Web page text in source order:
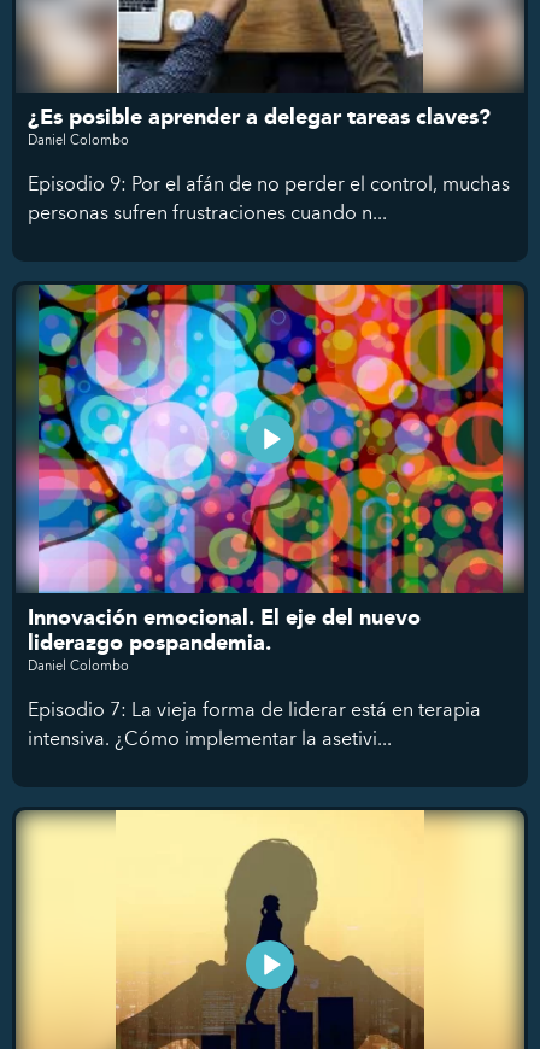
¿Es posible aprender a delegar tareas claves?
Daniel Colombo
Episodio 9: Por el afán de no perder el control, muchas
personas sufren frustraciones cuando n...
Innovación emocional. El eje del nuevo
liderazgo pospandemia.
Daniel Colombo
Episodio 7: La vieja forma de liderar está en terapia
intensiva. ¿Cómo implementar la asetivi...